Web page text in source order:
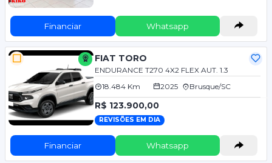
Financiar Whatsapp
FIAT TORO
ENDURANCE T270 4X2 FLEX AUT. 1.3
18.484 Km
2025 Brusque/SC
R$ 123.900,00
REVISÕES EM DIA
Financiar Whatsapp